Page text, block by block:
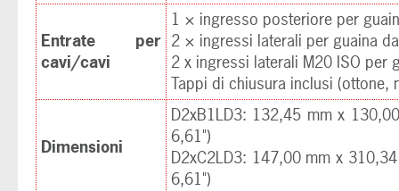
Entrate per
cavi/cavi
1 × ingresso posteriore per
2 × ingressi laterali per guaina
2 x ingressi laterali M20 ISO per
Tappi di chiusura inclusi (ottone,
Dimensioni
D2xB1LD3: 132,45 mm x
6,61")
D2xC2LD3: 147,00 mm x
6,61")